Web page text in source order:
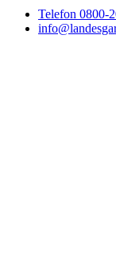
Telefon 0800-